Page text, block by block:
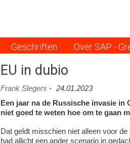
Geschriften Over SAP -
EU in dubio
Frank Slegers - 24.01.2023
Een jaar na de Russische invasie
niet goed te weten hoe om te gaan
Dat geldt misschien niet alleen voor
had allicht een ander scenario in